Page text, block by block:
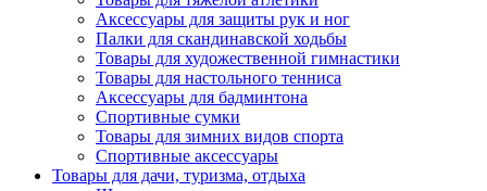
Аксессуары для защиты рук и ног
Палки для скандинавской ходьбы
Товары для художественной гимнастики
Товары для настольного тенниса
Аксессуары для бадминтона
Спортивные сумки
Товары для зимних видов спорта
Спортивные аксессуары
Товары для дачи, туризма, отдыха